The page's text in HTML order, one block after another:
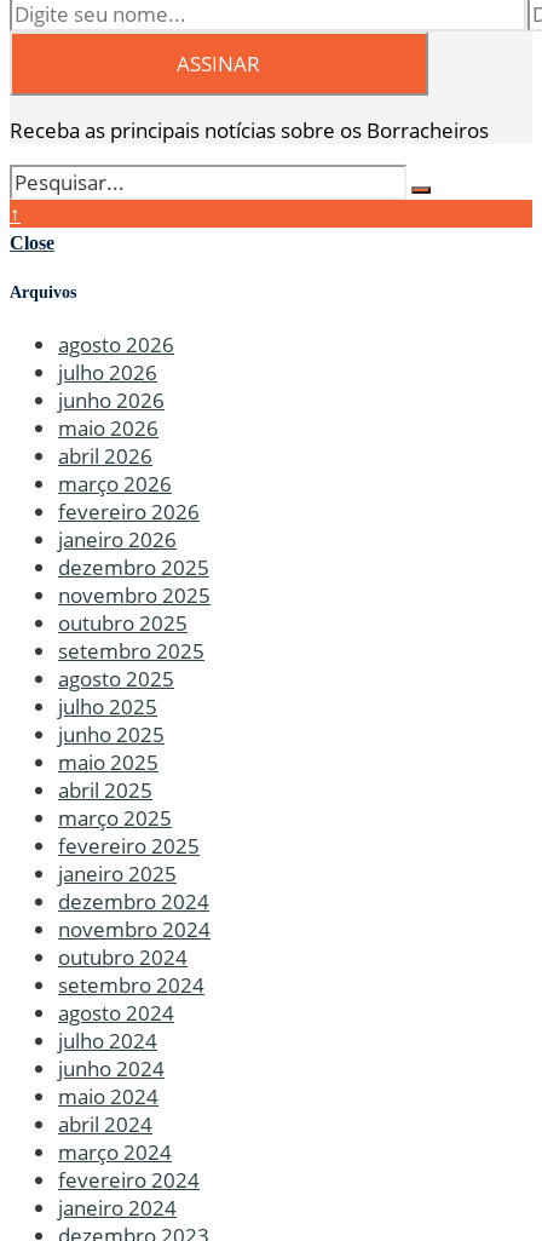
Receba as principais notícias sobre os Borracheiros
↑
Close
Arquivos
agosto 2026
julho 2026
junho 2026
maio 2026
abril 2026
março 2026
fevereiro 2026
janeiro 2026
dezembro 2025
novembro 2025
outubro 2025
setembro 2025
agosto 2025
julho 2025
junho 2025
maio 2025
abril 2025
março 2025
fevereiro 2025
janeiro 2025
dezembro 2024
novembro 2024
outubro 2024
setembro 2024
agosto 2024
julho 2024
junho 2024
maio 2024
abril 2024
março 2024
fevereiro 2024
janeiro 2024